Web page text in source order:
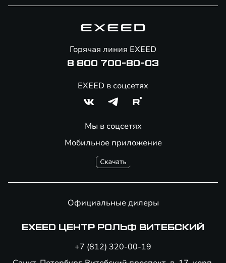
Помощь на дорогах
Специальные предложения
Мобильное приложение
Горячая линия EXEED
8 800 700-80-03
EXEED в соцсетях
Мы в соцсетях
Официальные дилеры
EXEED ЦЕНТР РОЛЬФ ВИТЕБСКИЙ
+7 (812) 320-00-19